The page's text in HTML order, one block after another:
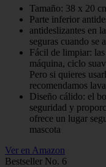
Tamaño: 38 x 20
Parte inferior
antideslizantes en
seguras cuando se
Fácil de limpiar: las
máquina, ciclo
Pero si quieres
recomendamos
Diseño cálido: el
seguridad y
ofrece un lugar
mascota
Ver en Amazon
Bestseller No. 6